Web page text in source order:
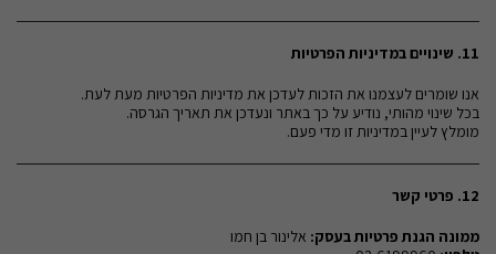
11. שינויים במדיניות הפרטיות
אנו שומרים לעצמנו את הזכות לעדכן את מדיניות הפרטיות מעת לעת.
בכל שינוי מהותי, נודיע על כך באתר ונעדכן את תאריך הגרסה.
מומלץ לעיין במדיניות זו מדי פעם.
12. פרטי קשר
ממונה הגנת פרטיות בעסק: אלינור בן חמו